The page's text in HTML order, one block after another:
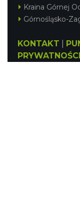
Kraina Górnej
Górnośląsko-
KONTAKT
PRYWATNOŚCI